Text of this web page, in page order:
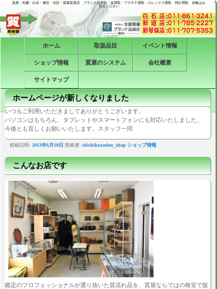
質屋・札幌・白石・東区・北区・質蔵堂質店 ブランド品買取・金買取・プラチナ買取・ロレックス買取 時計買取 全般はお
任せください
メインコンテンツへ移動
サブコンテンツへ移動
ホーム 取扱品目 イベント情報
ショップ情報 質屋のシステム 会社概要
サイトマップ
ホームページが新しくなりました
いつもご利用いただきましてありがとうございます。
パソコンはもちろん、タブレットやスマートフォンにも対応いたしました。
今後とも宜しくお願いいたします。スタッフ一同
投稿日時: 2013年6月10日 投稿者: shichikuradou_shop ショップ情報
こんなお店です
鑑定のプロフェッショナルが選り抜いた質流れ品を、質屋ならではの格安で販